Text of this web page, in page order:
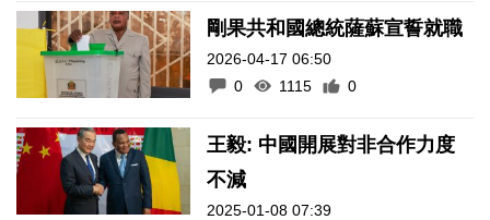
剛果共和國總統薩蘇宣誓就職
2026-04-17 06:50
0
1115 0
王毅: 中國開展對非合作力度
不減
2025-01-08 07:39